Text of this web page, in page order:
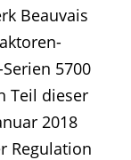
Beauvais
5700
Teil dieser
2018
Regulation